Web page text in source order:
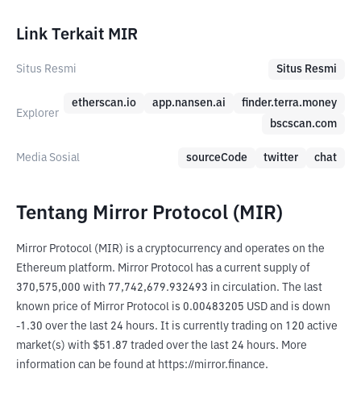
Link Terkait MIR
Situs Resmi Situs Resmi
Explorer
etherscan.io app.nansen.ai
finder.terra.money
bscscan.com
Media Sosial sourceCode twitter chat
Tentang Mirror Protocol (MIR)
Mirror Protocol (MIR) is a cryptocurrency and operates on the
Ethereum platform. Mirror Protocol has a current supply of
370,575,000 with 77,742,679.932493 in circulation. The last
known price of Mirror Protocol is 0.00483205 USD and is down
-1.30 over the last 24 hours. It is currently trading on 120 active
market(s) with $51.87 traded over the last 24 hours. More
information can be found at https://mirror.finance.